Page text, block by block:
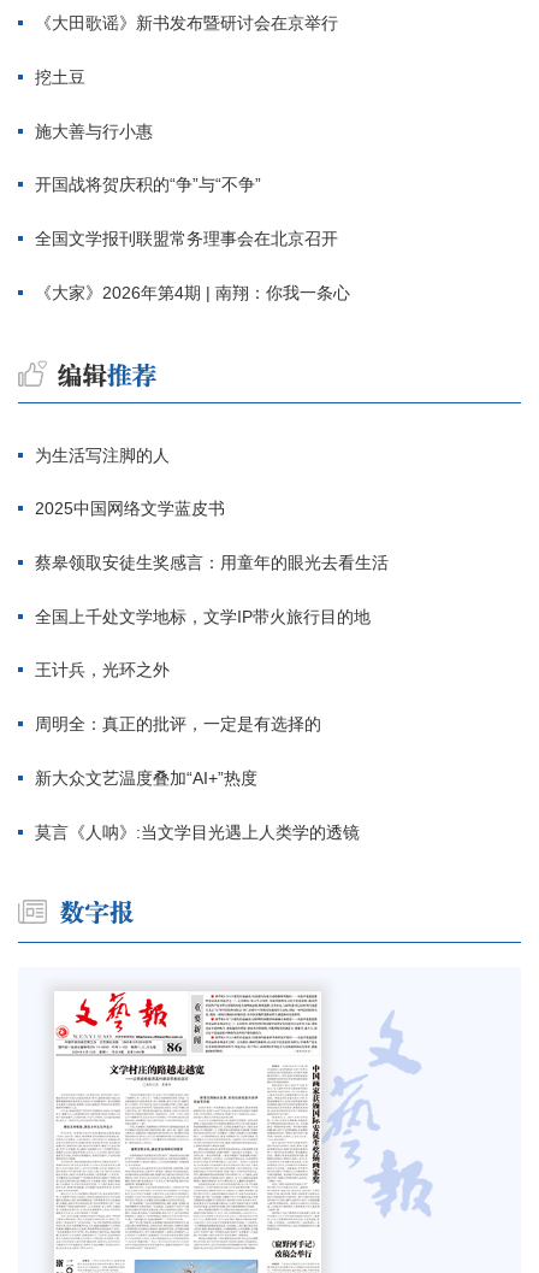
《大田歌谣》新书发布暨研讨会在京举行
挖土豆
施大善与行小惠
开国战将贺庆积的“争”与“不争”
全国文学报刊联盟常务理事会在北京召开
《大家》2026年第4期 | 南翔：你我一条心
为生活写注脚的人
2025中国网络文学蓝皮书
蔡皋领取安徒生奖感言：用童年的眼光去看生活
全国上千处文学地标，文学IP带火旅行目的地
王计兵，光环之外
周明全：真正的批评，一定是有选择的
新大众文艺温度叠加“AI+”热度
莫言《人呐》:当文学目光遇上人类学的透镜